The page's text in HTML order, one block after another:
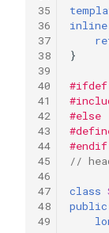
inline
}
#ifdef
#else
#endif
//
class
public